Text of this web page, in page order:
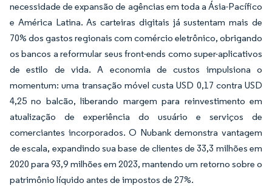
necessidade de expansão de agências em toda a Ásia-Pacífico
e América Latina. As carteiras digitais já sustentam mais de
70% dos gastos regionais com comércio eletrônico, obrigando
os bancos a reformular seus front-ends como super-aplicativos
de estilo de vida. A economia de custos impulsiona o
momentum: uma transação móvel custa USD 0,17 contra USD
4,25 no balcão, liberando margem para reinvestimento em
atualização de experiência do usuário e serviços de
comerciantes incorporados. O Nubank demonstra vantagem
de escala, expandindo sua base de clientes de 33,3 milhões em
2020 para 93,9 milhões em 2023, mantendo um retorno sobre o
patrimônio líquido antes de impostos de 27%.